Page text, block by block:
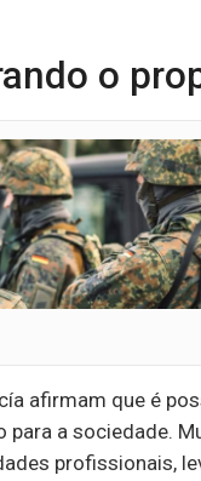
o
afirmam que é
para a sociedade.
profissionais,